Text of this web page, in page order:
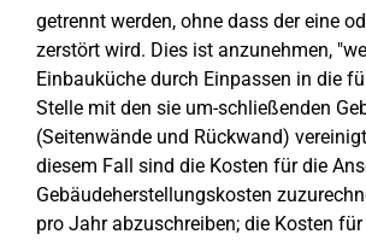
getrennt werden, ohne dass der eine
zerstört wird. Dies ist anzunehmen,
Einbauküche durch Einpassen in die
Stelle mit den sie um-schließenden
(Seitenwände und Rückwand)
diesem Fall sind die Kosten für die
Gebäudeherstellungskosten
pro Jahr abzuschreiben; die Kosten für